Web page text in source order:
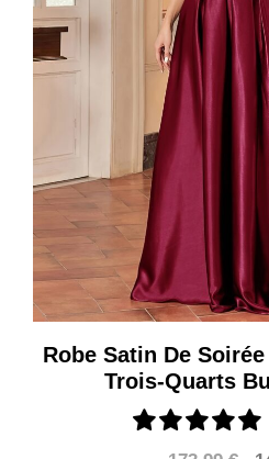
Robe Satin De
Trois-Quarts